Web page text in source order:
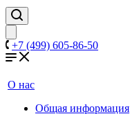
+7 (499) 605-86-50
О нас
Общая информация